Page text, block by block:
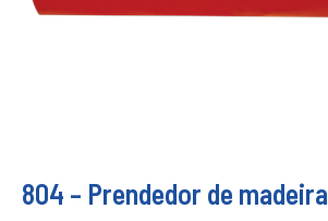
804 – Prendedor de madeira